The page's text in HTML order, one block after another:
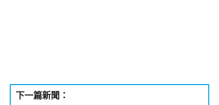
下一篇新聞：